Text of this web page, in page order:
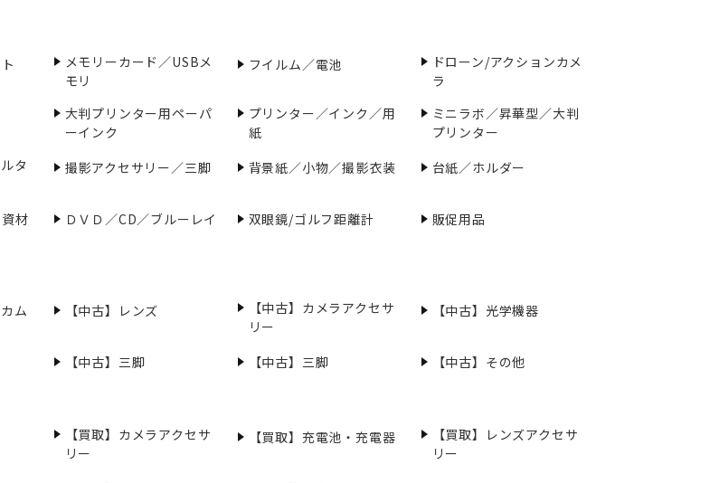
メモリーカード／USBメ
モリ
フイルム／電池
ドローン/アクションカメ
ラ
大判プリンター用ペーパ
ーインク
プリンター／インク／用
紙
ミニラボ／昇華型／大判
プリンター
タ
撮影アクセサリー／三脚 背景紙／小物／撮影衣装 台紙／ホルダー
材 ＤＶＤ／CD／ブルーレイ 双眼鏡/ゴルフ距離計 販促用品
ム 【中古】レンズ
【中古】カメラアクセサ
リー
【中古】光学機器
【中古】三脚 【中古】三脚 【中古】その他
【買取】カメラアクセサ
リー
【買取】充電池・充電器
【買取】レンズアクセサ
リー